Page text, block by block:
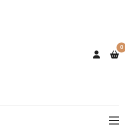
0